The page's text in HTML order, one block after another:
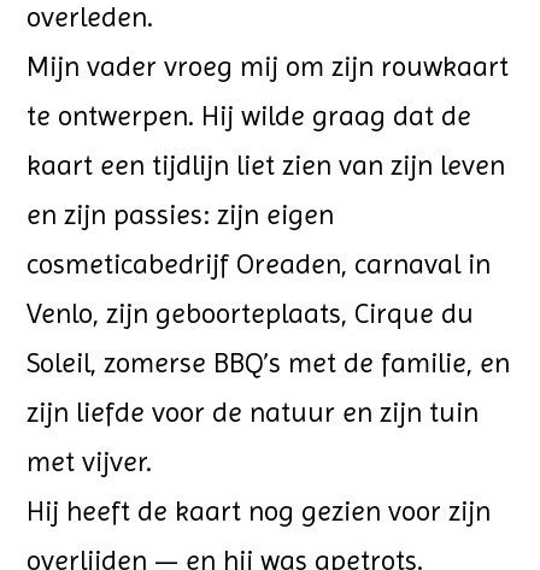
overleden.
Mijn vader vroeg mij om zijn rouwkaart
te ontwerpen. Hij wilde graag dat de
kaart een tijdlijn liet zien van zijn leven
en zijn passies: zijn eigen
cosmeticabedrijf Oreaden, carnaval in
Venlo, zijn geboorteplaats, Cirque du
Soleil, zomerse BBQ’s met de familie, en
zijn liefde voor de natuur en zijn tuin
met vijver.
Hij heeft de kaart nog gezien voor zijn
overlijden — en hij was apetrots.